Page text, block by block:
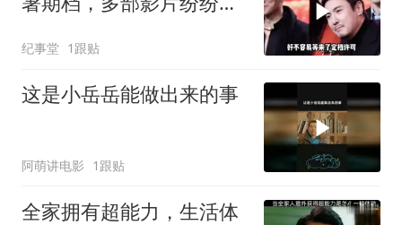
餐馆》依旧强势定档？
纪事堂 1跟贴
这是小岳岳能做出来的事
阿萌讲电影 1跟贴
全家拥有超能力，生活体